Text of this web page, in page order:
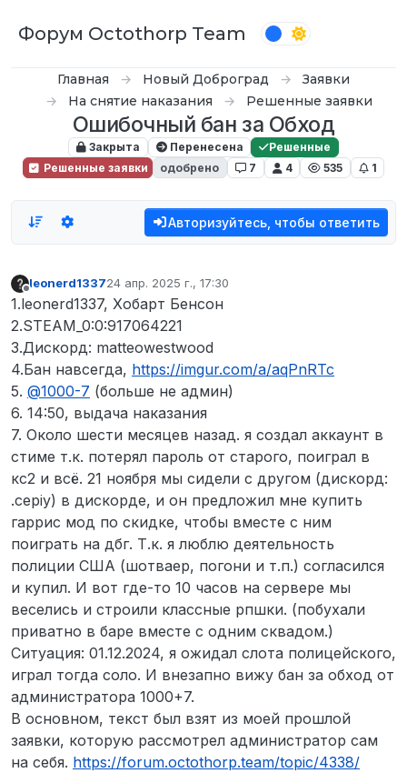
Форум Octothorp Team
Главная Новый Доброград
Заявки
На снятие наказания
Решенные заявки
Ошибочный бан за Обход
Закрыта Перенесена
Решенные
Решенные заявки
одобрено 7 4 535 1
Авторизуйтесь, чтобы ответить
Не в сети
leonerd133724 апр. 2025 г., 17:30
отредактировано
1.leonerd1337, Хобарт Бенсон
2.STEAM_0:0:917064221
3.Дискорд: matteowestwood
4.Бан навсегда, https://imgur.com/a/aqPnRTc
5. @1000-7 (больше не админ)
6. 14:50, выдача наказания
7. Около шести месяцев назад. я создал аккаунт в
стиме т.к. потерял пароль от старого, поиграл в
кс2 и всё. 21 ноября мы сидели с другом (дискорд:
.cepiy) в дискорде, и он предложил мне купить
гаррис мод по скидке, чтобы вместе с ним
поиграть на дбг. Т.к. я люблю деятельность
полиции США (шотваер, погони и т.п.) согласился
и купил. И вот где-то 10 часов на сервере мы
веселись и строили классные рпшки. (побухали
приватно в баре вместе с одним сквадом.)
Ситуация: 01.12.2024, я ожидал слота полицейского,
играл тогда соло. И внезапно вижу бан за обход от
администратора 1000+7.
В основном, текст был взят из моей прошлой
заявки, которую рассмотрел администратор сам
на себя. https://forum.octothorp.team/topic/4338/